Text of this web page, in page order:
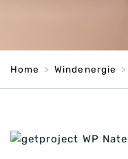
Home Windenergie